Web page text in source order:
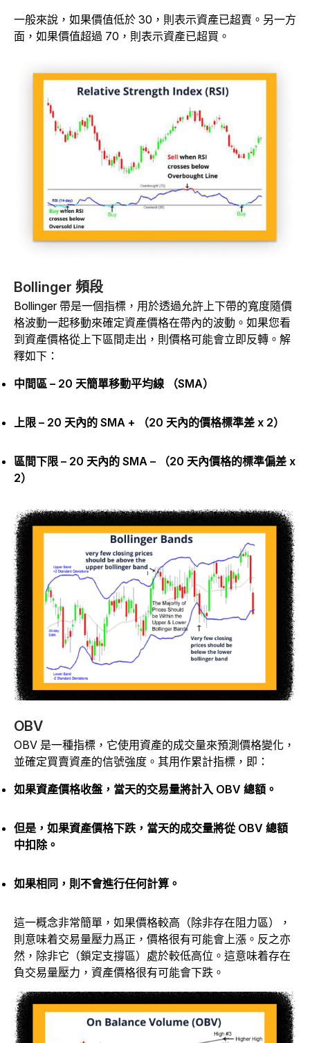
一般來說，如果價值低於 30，則表示資產已超賣。另一方
面，如果價值超過 70，則表示資產已超買。
Bollinger 頻段
Bollinger 帶是一個指標，用於透過允許上下帶的寬度隨價
格波動一起移動來確定資產價格在帶內的波動。如果您看
到資產價格從上下區間走出，則價格可能會立即反轉。解
釋如下：
中間區 – 20 天簡單移動平均線 （SMA）
上限 – 20 天內的 SMA + （20 天內的價格標準差 x 2）
區間下限 – 20 天內的 SMA – （20 天內價格的標準偏差 x
2）
OBV
OBV 是一種指標，它使用資產的成交量來預測價格變化，
並確定買賣資產的信號強度。其用作累計指標，即：
如果資產價格收盤，當天的交易量將計入 OBV 總額。
但是，如果資產價格下跌，當天的成交量將從 OBV 總額
中扣除。
如果相同，則不會進行任何計算。
這一概念非常簡單，如果價格較高（除非存在阻力區），
則意味着交易量壓力爲正，價格很有可能會上漲。反之亦
然，除非它（鎖定支撐區）處於較低高位。這意味着存在
負交易量壓力，資產價格很有可能會下跌。